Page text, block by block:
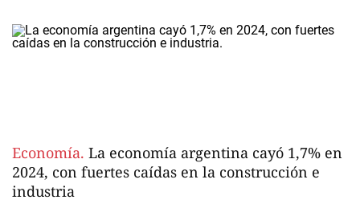
Economía. La economía argentina cayó 1,7% en
2024, con fuertes caídas en la construcción e
industria